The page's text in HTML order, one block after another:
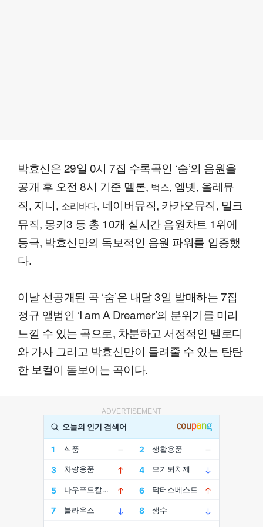
박효신은 29일 0시 7집 수록곡인 ‘숨’의 음원을
공개 후 오전 8시 기준 멜론, 벅스, 엠넷, 올레뮤
직, 지니, 소리바다, 네이버뮤직, 카카오뮤직, 밀크
뮤직, 몽키3 등 총 10개 실시간 음원차트 1위에
등극, 박효신만의 독보적인 음원 파워를 입증했
다.
이날 선공개된 곡 ‘숨’은 내달 3일 발매하는 7집
정규 앨범인 ‘I am A Dreamer’의 분위기를 미리
느낄 수 있는 곡으로, 차분하고 서정적인 멜로디
와 가사 그리고 박효신만이 들려줄 수 있는 탄탄
한 보컬이 돋보이는 곡이다.
ADVERTISEMENT